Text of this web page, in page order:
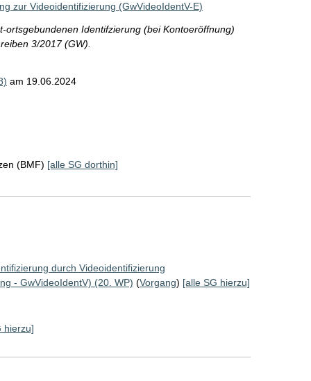
zur Videoidentifizierung (GwVideoIdentV-E)
Identifzierung (bei Kontoeröffnung)
3/2017 (GW).
am 19.06.2024
(BMF) [alle SG dorthin]
durch Videoidentifizierung
- GwVideoIdentV) (20. WP) (Vorgang) [alle SG hierzu]
hierzu]